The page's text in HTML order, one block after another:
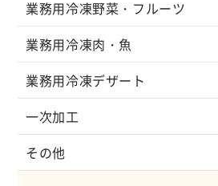
業務用冷凍野菜・フルーツ
業務用冷凍肉・魚
業務用冷凍デザート
一次加工
その他